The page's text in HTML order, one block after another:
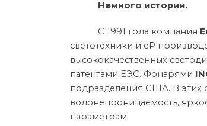
Немного истории.
С 1991 года компания
светотехники и еP
высококачественных
патентами ЕЭС. Фонарями
подразделения США. В этих
водонепроницаемость,
параметрам.